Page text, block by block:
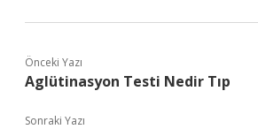
Önceki Yazı
Aglütinasyon Testi Nedir Tıp
Sonraki Yazı